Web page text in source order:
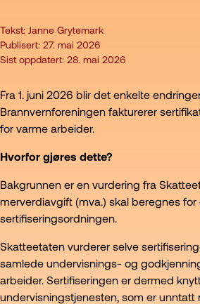
Tekst: Janne Grytemark
Publisert: 27. mai 2026
Sist oppdatert: 28. mai 2026
Fra 1. juni 2026 blir det enkelte
Brannvernforeningen fakturerer
for varme arbeider.
Hvorfor gjøres dette?
Bakgrunnen er en vurdering fra
merverdiavgift (mva.) skal beregnes
sertifiseringsordningen.
Skatteetaten vurderer selve
samlede undervisnings- og
arbeider. Sertifiseringen er dermed
undervisningstjenesten, som er unntatt